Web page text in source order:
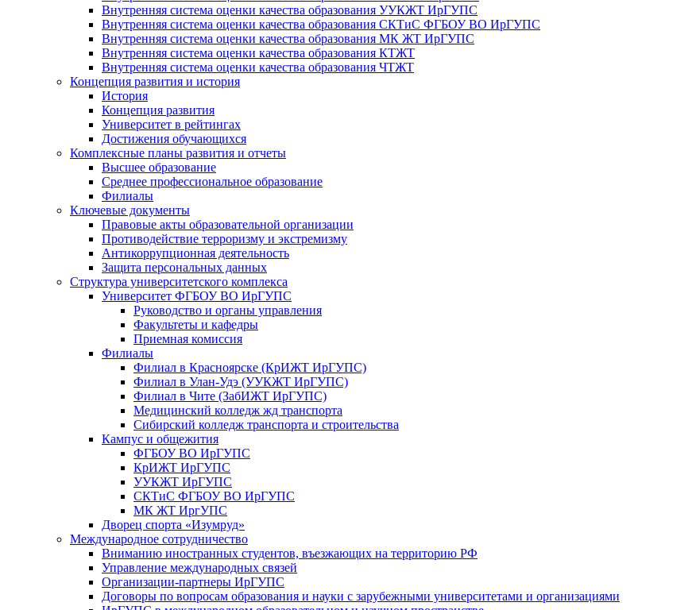
Внутренняя система оценки качества образования УУКЖТ ИрГУПС
Внутренняя система оценки качества образования СКТиС ФГБОУ ВО ИрГУПС
Внутренняя система оценки качества образования МК ЖТ ИрГУПС
Внутренняя система оценки качества образования КТЖТ
Внутренняя система оценки качества образования ЧТЖТ
Концепция развития и история
История
Концепция развития
Университет в рейтингах
Достижения обучающихся
Комплексные планы развития и отчеты
Высшее образование
Среднее профессиональное образование
Филиалы
Ключевые документы
Правовые акты образовательной организации
Противодействие терроризму и экстремизму
Антикоррупционная деятельность
Защита персональных данных
Структура университетского комплекса
Университет ФГБОУ ВО ИрГУПС
Руководство и органы управления
Факультеты и кафедры
Приемная комиссия
Филиалы
Филиал в Красноярске (КрИЖТ ИрГУПС)
Филиал в Улан-Удэ (УУКЖТ ИрГУПС)
Филиал в Чите (ЗабИЖТ ИрГУПС)
Медицинский колледж жд транспорта
Сибирский колледж транспорта и строительства
Кампус и общежития
ФГБОУ ВО ИрГУПС
КрИЖТ ИрГУПС
УУКЖТ ИрГУПС
СКТиС ФГБОУ ВО ИрГУПС
МК ЖТ ИргУПС
Дворец спорта «Изумруд»
Международное сотрудничество
Вниманию иностранных студентов, въезжающих на территорию РФ
Управление международных связей
Организации-партнеры ИрГУПС
Договоры по вопросам образования и науки с зарубежными университетами и организациями